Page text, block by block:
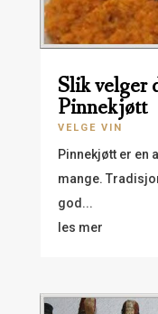
Slik velger
Pinnekjøtt
VELGE VIN
Pinnekjøtt er en
mange.
god...
les mer